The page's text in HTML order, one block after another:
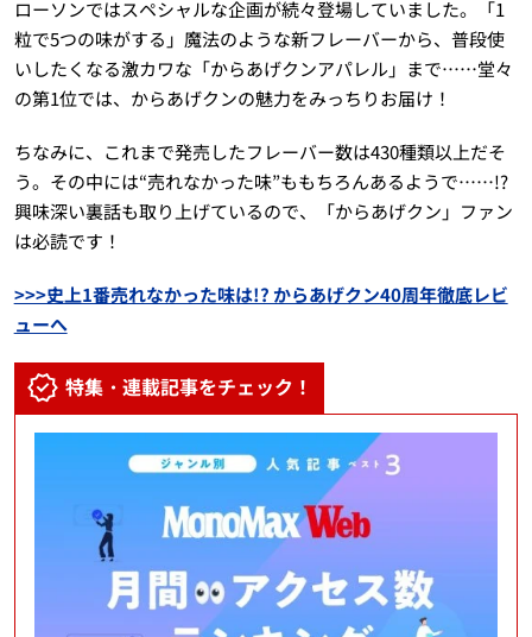
ローソンではスペシャルな企画が続々登場していました。「1
粒で5つの味がする」魔法のような新フレーバーから、普段使
いしたくなる激カワな「からあげクンアパレル」まで……堂々
の第1位では、からあげクンの魅力をみっちりお届け！
ちなみに、これまで発売したフレーバー数は430種類以上だそ
う。その中には“売れなかった味”ももちろんあるようで……!?
興味深い裏話も取り上げているので、「からあげクン」ファン
は必読です！
>>>史上1番売れなかった味は!? からあげクン40周年徹底レビ
ューへ
特集・連載記事をチェック！